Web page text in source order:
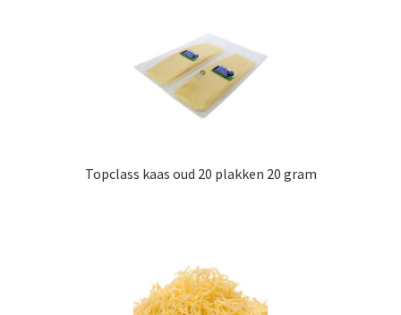
Topclass kaas oud 20 plakken 20 gram